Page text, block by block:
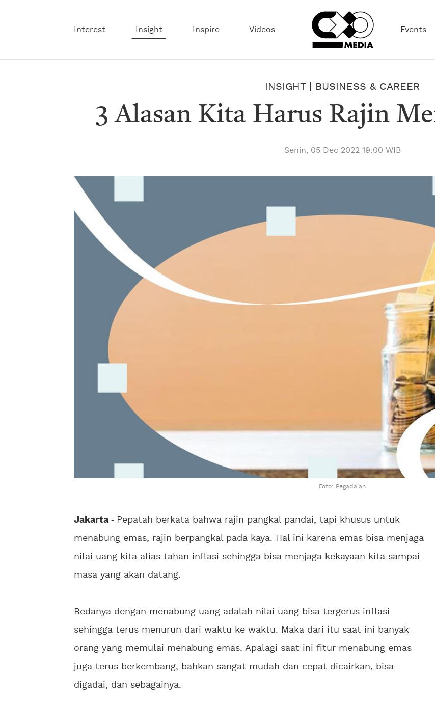
Interest Insight Inspire Videos Events
INSIGHT| BUSINESS & CAREER
3 Alasan Kita Harus Rajin
Senin, 05 Dec 2022 19:00 WIB
Foto: Pegadaian
Jakarta- Pepatah berkata bahwa rajin pangkal pandai, tapi khusus untuk
menabung emas, rajin berpangkal pada kaya. Hal ini karena emas bisa menjaga
nilai uang kita alias tahan inflasi sehingga bisa menjaga kekayaan kita sampai
masa yang akan datang.
Bedanya dengan menabung uang adalah nilai uang bisa tergerus inflasi
sehingga terus menurun dari waktu ke waktu. Maka dari itu saat ini banyak
orang yang memulai menabung emas. Apalagi saat ini fitur menabung emas
juga terus berkembang, bahkan sangat mudah dan cepat dicairkan, bisa
digadai, dan sebagainya.